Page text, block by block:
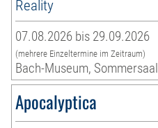
Reality
07.08.2026 bis 29.09.2026
(mehrere Einzeltermine im Zeitraum)
Bach-Museum, Sommersaal
Apocalyptica